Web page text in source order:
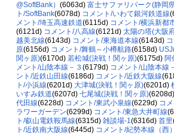
@SoftBank） (6063d) 富士サファリパーク(静岡
ト/SoftBank(6078d) コメント/いわて銀河鉄道線
メント/埼玉高速鉄道(6115d) コメント/横浜新都
(6121d) コメント/八高線(6121d) 太陽の塔(大阪
越美北線(6143d) コメント/東海道本線(6143d)
原(6156d) コメント/舞鶴～小樽航路(6158d)
関ヶ原)(6170d) 若松城(決戦！関ヶ原)(6175d) 阿
メント/山陰本線－３ (6179d) コメント/山陰本線
ント/近鉄山田線(6186d) コメント/近鉄大阪線
ト/小浜線(6201d) 大津城(決戦！関ヶ原)(6201d)
いすみ鉄道(6207d) 七尾城(決戦！関ヶ原)(6208d)
代田線(6228d) コメント/東武小泉線(6229d) コ
ラワーガーデン(6299d) コメント/東急大井町線
ト/叡山電鉄鞍馬線(6315d) 雑談場-1 (6316d) 首里
ト/近鉄南大阪線(6445d) コメント/紀勢本線（西）